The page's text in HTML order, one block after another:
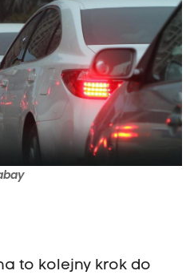
to kolejny krok do